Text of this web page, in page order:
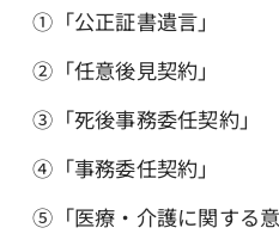
①「公正証書遺言」
➁「任意後見契約」
③「死後事務委任契約」
④「事務委任契約」
➄「医療・介護に関する意